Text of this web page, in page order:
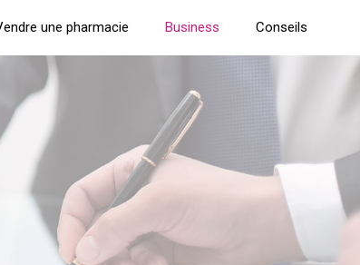
une pharmacie Business Conseils